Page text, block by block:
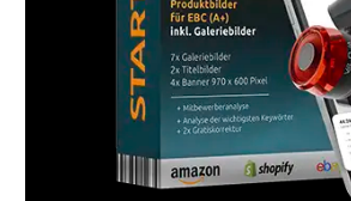
ermöglicht maßgeschneiderte
Conversion-Raten weiter
Multichannel-Optimierung:GEO
für verschiedene digitale Kanäle
E-Mail-Marketing und bezahlte
Verstärkte Datenanalyse:Die
Datenmengen verbessert die